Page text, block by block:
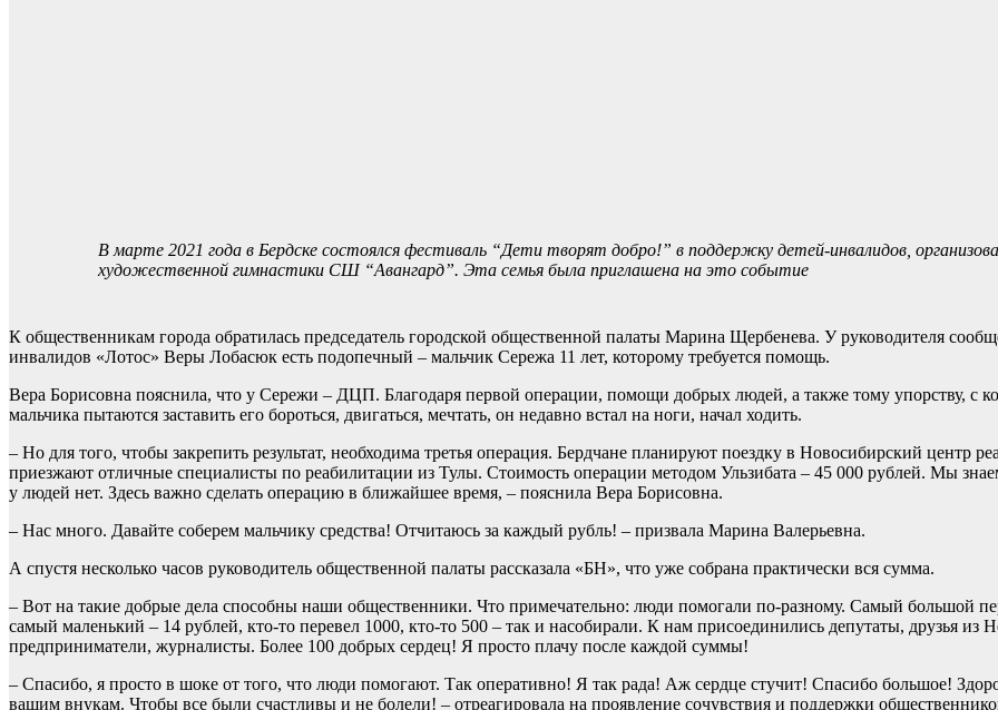
В марте 2021 года в Бердске состоялся фестиваль “Дети творят добро!” в поддержку детей-инвалидов,
художественной гимнастики СШ “Авангард”. Эта семья была приглашена на это событие
К общественникам города обратилась председатель городской общественной палаты Марина Щербенева. У руководителя
инвалидов «Лотос» Веры Лобасюк есть подопечный – мальчик Сережа 11 лет, которому требуется помощь.
Вера Борисовна пояснила, что у Сережи – ДЦП. Благодаря первой операции, помощи добрых людей, а также тому упорству, с
мальчика пытаются заставить его бороться, двигаться, мечтать, он недавно встал на ноги, начал ходить.
– Но для того, чтобы закрепить результат, необходима третья операция. Бердчане планируют поездку в Новосибирский центр
приезжают отличные специалисты по реабилитации из Тулы. Стоимость операции методом Ульзибата – 45 000 рублей. Мы
у людей нет. Здесь важно сделать операцию в ближайшее время, – пояснила Вера Борисовна.
– Нас много. Давайте соберем мальчику средства! Отчитаюсь за каждый рубль! – призвала Марина Валерьевна.
А спустя несколько часов руководитель общественной палаты рассказала «БН», что уже собрана практически вся сумма.
– Вот на такие добрые дела способны наши общественники. Что примечательно: люди помогали по-разному. Самый большой
самый маленький – 14 рублей, кто-то перевел 1000, кто-то 500 – так и насобирали. К нам присоединились депутаты, друзья из
предприниматели, журналисты. Более 100 добрых сердец! Я просто плачу после каждой суммы!
– Спасибо, я просто в шоке от того, что люди помогают. Так оперативно! Я так рада! Аж сердце стучит! Спасибо большое!
вашим внукам. Чтобы все были счастливы и не болели! – отреагировала на проявление сочувствия и поддержки